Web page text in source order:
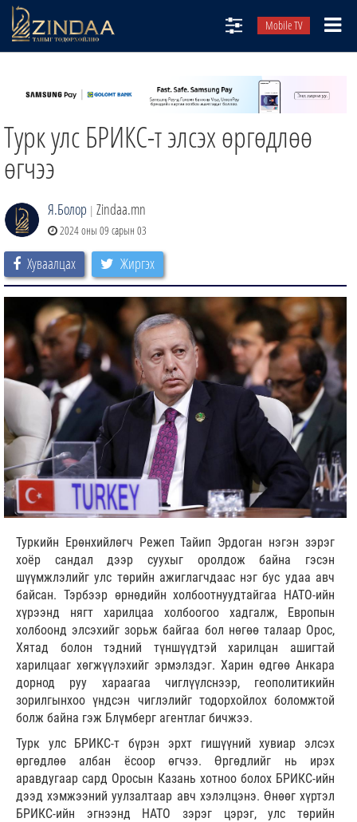
Mobile TV
ТВ8
ӨГЛӨӨНИЙ СОНИН
АУДИО ЗОХИОЛ
Турк улс БРИКС-т элсэх өргөдлөө
өгчээ
Я.Болор | Zindaa.mn
2024 оны 09 сарын 03
Хуваалцах Жиргэх
Туркийн Ерөнхийлөгч Режеп Тайип Эрдоган нэгэн зэрэг
хоёр сандал дээр суухыг оролдож байна гэсэн
шүүмжлэлийг улс төрийн ажиглагчдаас нэг бус удаа авч
байсан. Тэрбээр өрнөдийн холбоотнуудтайгаа НАТО-ийн
хүрээнд нягт харилцаа холбоогоо хадгалж, Европын
холбоонд элсэхийг зорьж байгаа бол нөгөө талаар Орос,
Хятад болон тэдний түншүүдтэй харилцан ашигтай
харилцааг хөгжүүлэхийг эрмэлздэг. Харин өдгөө Анкара
дорнод руу хараагаа чиглүүлснээр, геополитикийн
зорилгынхоо үндсэн чиглэлийг тодорхойлох боломжтой
болж байна гэж Блүмберг агентлаг бичжээ.
Турк улс БРИКС-т бүрэн эрхт гишүүний хувиар элсэх
өргөдлөө албан ёсоор өгчээ. Өргөдлийг нь ирэх
аравдугаар сард Оросын Казань хотноо болох БРИКС-ийн
дээд хэмжээний уулзалтаар авч хэлэлцэнэ. Өнөөг хүртэл
БРИКС-ийн эгнээнд НАТО зэрэг цэрэг, улс төрийн